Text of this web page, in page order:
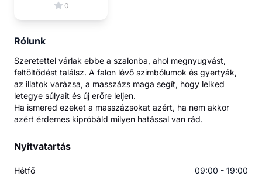
0
Rólunk
Szeretettel várlak ebbe a szalonba, ahol megnyugvást,
feltöltődést találsz. A falon lévő szimbólumok és gyertyák,
az illatok varázsa, a masszázs maga segít, hogy lelked
letegye súlyait és új erőre leljen.
Ha ismered ezeket a masszázsokat azért, ha nem akkor
azért érdemes kipróbáld milyen hatással van rád.
Nyitvatartás
Hétfő
09:00 - 19:00